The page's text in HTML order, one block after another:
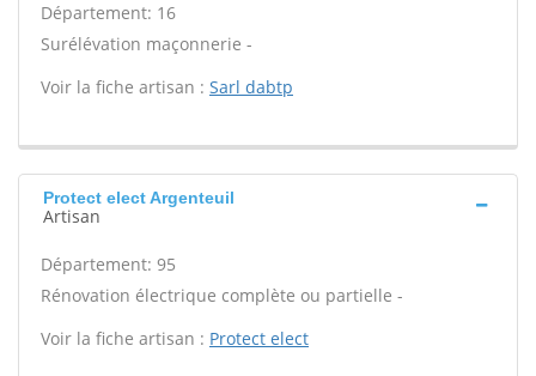
Département: 16
Surélévation maçonnerie -
Voir la fiche artisan : Sarl dabtp
Protect elect Argenteuil
Artisan
Département: 95
Rénovation électrique complète ou partielle -
Voir la fiche artisan : Protect elect